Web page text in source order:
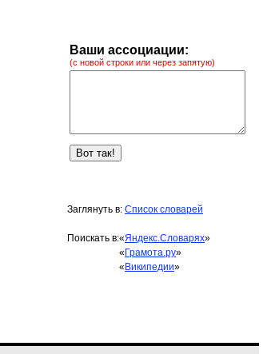
Ваши ассоциации:
(с новой строки или через запятую)
Заглянуть в: Список словарей
Поискать в:«Яндекс.Словарях»
« Грамота.ру»
« Википедии»